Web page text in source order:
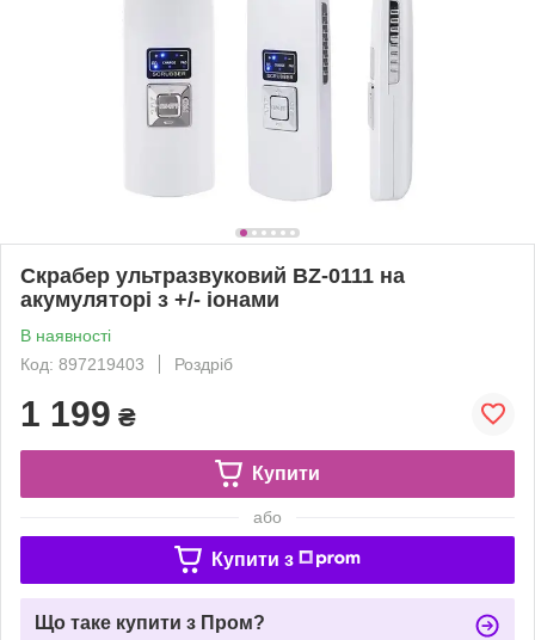
Скрабер ультразвуковий BZ-0111 на
акумуляторі з +/- іонами
В наявності
Код: 897219403
Роздріб
1 199 ₴
Купити
або
Купити з
Що таке купити з Пром?